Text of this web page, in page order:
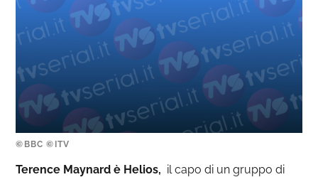
©BBC ©ITV
Terence Maynard è Helios, il capo di un gruppo di